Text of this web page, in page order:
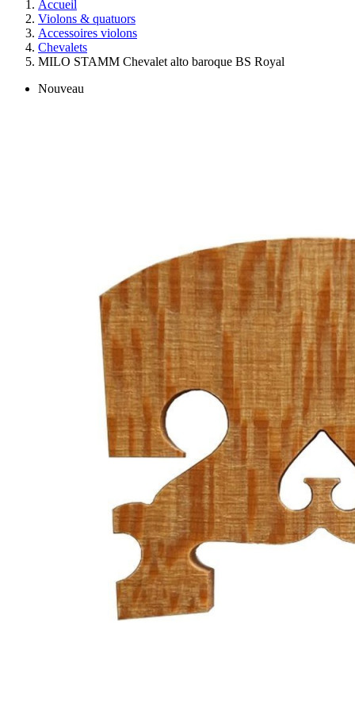
Accueil
Violons & quatuors
Accessoires violons
Chevalets
MILO STAMM Chevalet alto baroque BS Royal
Nouveau